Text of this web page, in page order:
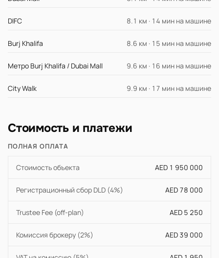
DIFC 8.1 км · 14 мин на машине
Burj Khalifa 8.6 км · 15 мин на машине
Метро Burj Khalifa / Dubai Mall 9.6 км · 16 мин на машине
City Walk 9.9 км · 17 мин на машине
Стоимость и платежи
ПОЛНАЯ ОПЛАТА
Стоимость объекта AED 1 950 000
Регистрационный сбор DLD (4%) AED 78 000
Trustee Fee (off-plan) AED 5 250
Комиссия брокеру (2%) AED 39 000